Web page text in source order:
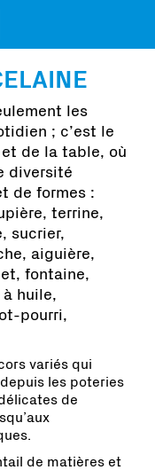
les
; c’est le
de la table, où
diversité
de formes :
terrine,
sucrier,
aiguière,
fontaine,
huile,
pourri,
variés qui
les poteries
de
de matières et